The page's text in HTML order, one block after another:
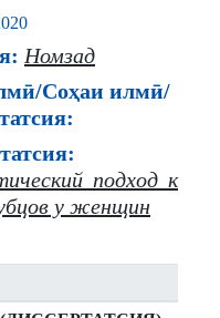
Номзад
Соҳаи илмӣ/
подход к
у женщин